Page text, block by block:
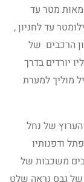
מטר עד
עד לחניון ,
הרכבים של
יורדים בדרך
מוליך למערת
בערך בתוך הערוץ של נחל
ודפנותיו
משכבות של
של גבס נראה שלט